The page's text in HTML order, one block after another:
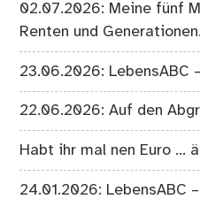
02.07.2026: Meine fünf
Renten und Generationen.
23.06.2026: LebensABC
22.06.2026: Auf den
Habt ihr mal nen Euro …
24.01.2026: LebensABC